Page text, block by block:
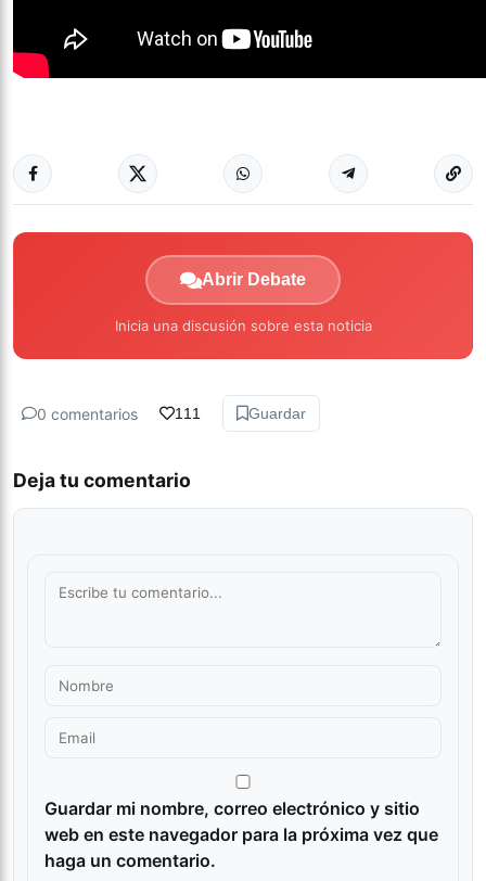
Abrir Debate
Inicia una discusión sobre esta noticia
0 comentarios 111 Guardar
Deja tu comentario
Guardar mi nombre, correo electrónico y sitio
web en este navegador para la próxima vez que
haga un comentario.